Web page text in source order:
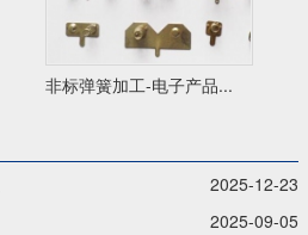
非标弹簧加工-电子产品...
2025-12-23
2025-09-05